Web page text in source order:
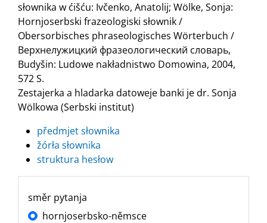
słownika w ćišću: Ivčenko, Anatolij; Wölke, Sonja:
Hornjoserbski frazeologiski słownik /
Obersorbisches phraseologisches Wörterbuch /
Верхнелужицкий фразеологический словарь,
Budyšin: Ludowe nakładnistwo Domowina, 2004,
572 S.
Zestajerka a hladarka datoweje banki je dr. Sonja
Wölkowa (Serbski institut)
předmjet słownika
žórła słownika
struktura hesłow
směr pytanja
hornjoserbsko-němsce